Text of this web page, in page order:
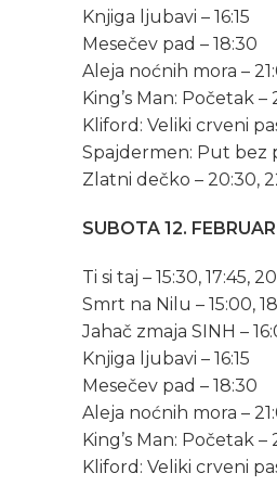
Knjiga ljubavi – 16:15
Mesečev pad – 18:30
Aleja noćnih mora –
King’s Man: Početak –
Kliford: Veliki crveni
Spajdermen: Put bez
Zlatni dečko – 20:30,
SUBOTA 12.
Ti si taj – 15:30, 17:45,
Smrt na Nilu – 15:00,
Jahač zmaja SINH –
Knjiga ljubavi – 16:15
Mesečev pad – 18:30
Aleja noćnih mora –
King’s Man: Početak –
Kliford: Veliki crveni